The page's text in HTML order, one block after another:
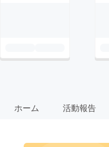
ホーム 活動報告